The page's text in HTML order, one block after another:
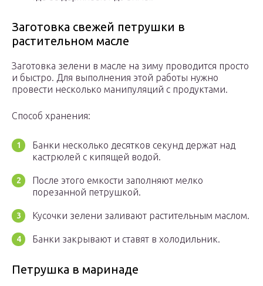
Заготовка свежей петрушки в
растительном масле
Заготовка зелени в масле на зиму проводится просто
и быстро. Для выполнения этой работы нужно
провести несколько манипуляций с продуктами.
Способ хранения:
Банки несколько десятков секунд держат над
кастрюлей с кипящей водой.
После этого емкости заполняют мелко
порезанной петрушкой.
Кусочки зелени заливают растительным маслом.
Банки закрывают и ставят в холодильник.
Петрушка в маринаде